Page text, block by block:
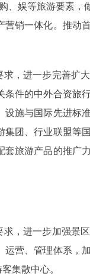
娱等旅游要素，
销一体化。推动
，进一步完善扩
件的中外合资旅
施与国际先进标
团、行业联盟等
旅游产品的推广
进一步加强景区
营、管理体系，
集散中心。